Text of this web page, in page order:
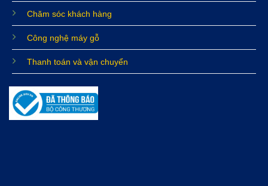
Chăm sóc khách hàng
Công nghệ máy gỗ
Thanh toán và vận chuyển